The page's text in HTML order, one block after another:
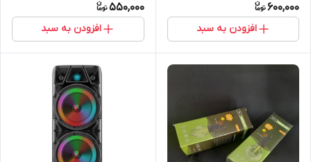
600,000
افزودن به سبد
550,000
افزودن به سبد